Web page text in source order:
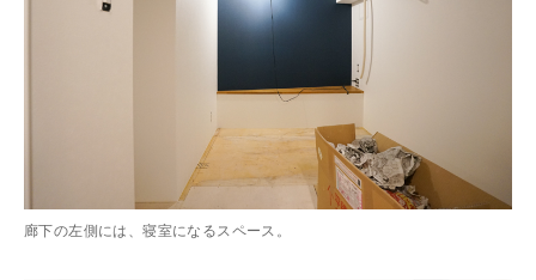
廊下の左側には、寝室になるスペース。